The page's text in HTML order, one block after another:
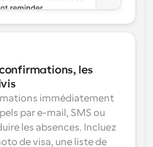
les
immédiatement
par e-mail, SMS ou
les absences. Incluez
de visa, une liste de